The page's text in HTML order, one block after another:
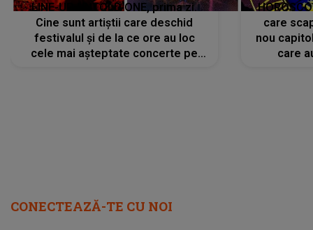
LINE-UP UNTOLD ONE, prima zi.
Cine sunt artiștii care deschid
festivalul și de la ce ore au loc
cele mai așteptate concerte pe
care
nou
care
CONECTEAZĂ-TE CU NOI